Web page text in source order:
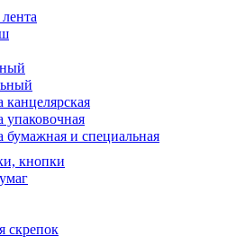
канцелярская
упаковочная
бумажная и специальная
кнопки
скрепок